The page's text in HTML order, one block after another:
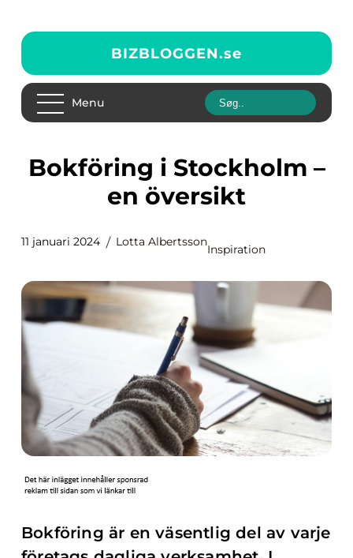
BIZBLOGGEN.se
Menu
Bokföring i Stockholm –
en översikt
11 januari 2024 Lotta Albertsson
Inspiration
Bokföring är en väsentlig del av varje